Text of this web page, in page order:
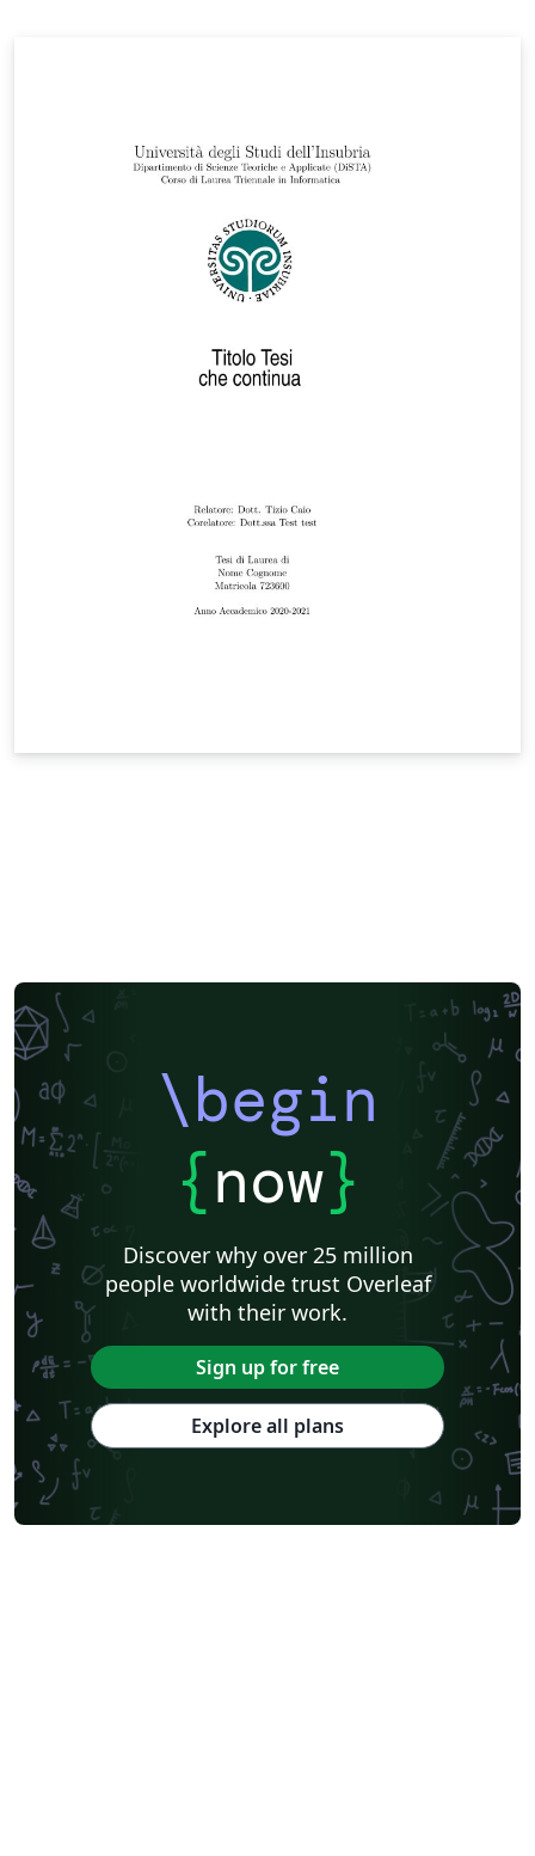
\begin
{now}
Discover why over 25 million
people worldwide trust Overleaf
with their work.
Sign up for free
Explore all plans